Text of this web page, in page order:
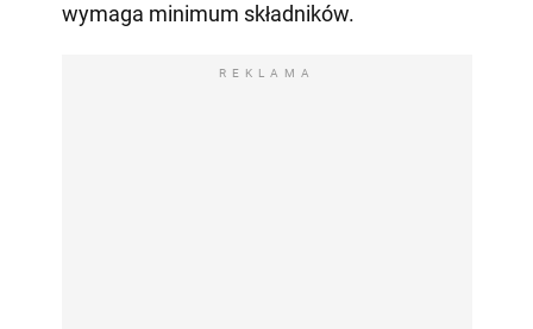
wymaga minimum składników.
REKLAMA